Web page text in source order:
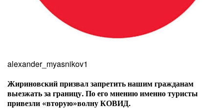
alexander_myasnikov1
Жириновский призвал запретить нашим гражданам
выезжать за границу. По его мнению именно туристы
привезли «вторую»волну КОВИД.